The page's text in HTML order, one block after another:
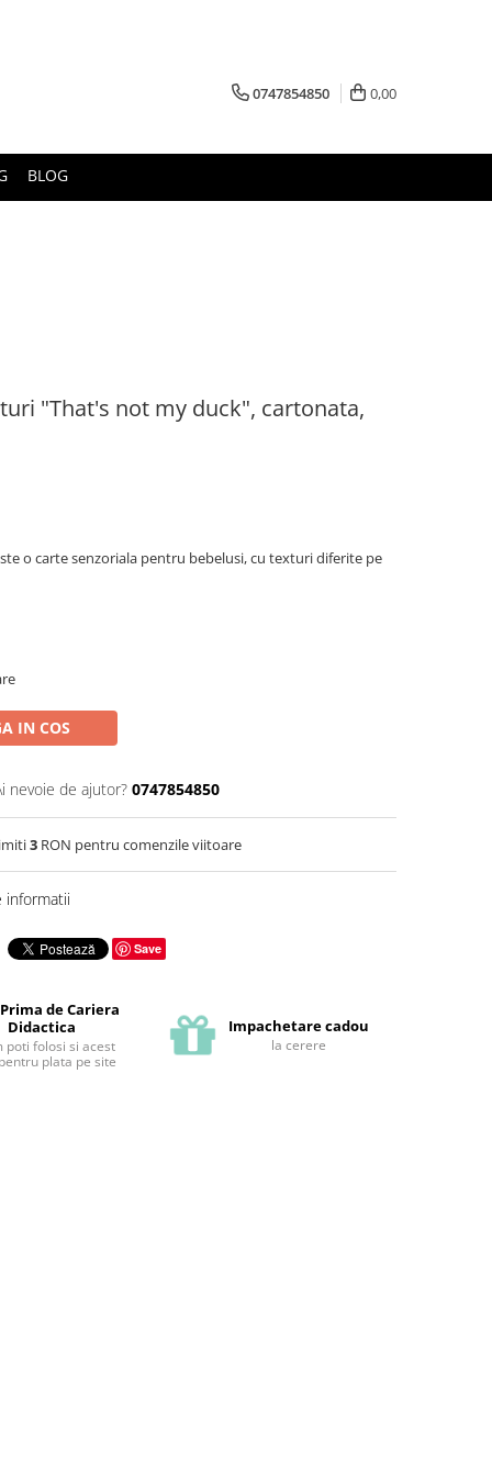
0747854850 0,00
BLOG
"That's not my duck", cartonata,
o carte senzoriala pentru bebelusi, cu texturi diferite pe
IN COS
nevoie de ajutor? 0747854850
3 RON pentru comenzile viitoare
informatii
Save
de Cariera
Didactica
poti folosi si acest
plata pe site
Impachetare cadou
la cerere